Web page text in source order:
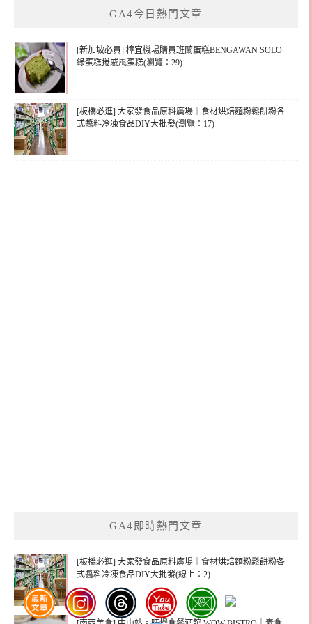
GA4今日熱門文章
[新加坡必買] 樟宜機場購買班蘭蛋糕BENGAWAN SOLO
綠蛋糕捲戚風蛋糕(瀏覽：29)
[板橋必逛] 大家發食品原料廣場｜食材烘焙麵粉鬆餅粉各
式醬料冷凍食品DIY大批發(瀏覽：17)
GA4即時熱門文章
[板橋必逛] 大家發食品原料廣場｜食材烘焙麵粉鬆餅粉各
式醬料冷凍食品DIY大批發(線上：2)